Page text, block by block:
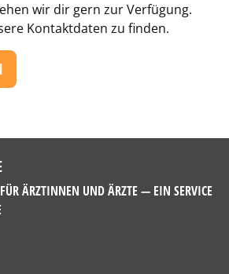
wir dir gern zur Verfügung.
Kontaktdaten zu finden.
ÄRZTINNEN UND ÄRZTE — EIN SERVICE